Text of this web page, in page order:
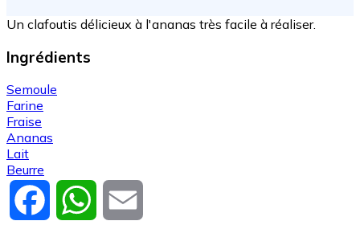
Un clafoutis délicieux à l'ananas très facile à réaliser.
Ingrédients
Semoule
Farine
Fraise
Ananas
Lait
Beurre
Facebook WhatsApp